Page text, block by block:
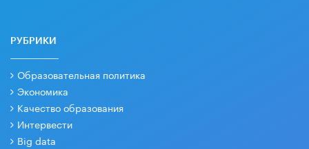
РУБРИКИ
Образовательная политика
Экономика
Качество образования
Интервести
Big data